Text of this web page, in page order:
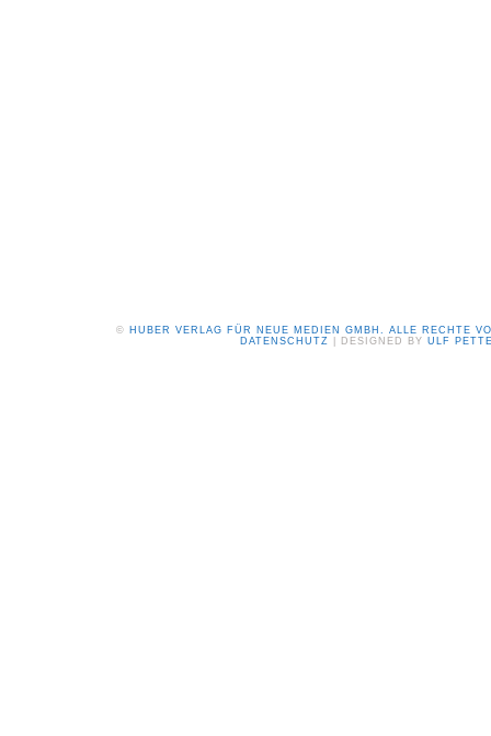
© HUBER VERLAG FÜR NEUE MEDIEN GMBH. ALLE RECHTE
DATENSCHUTZ | DESIGNED BY ULF